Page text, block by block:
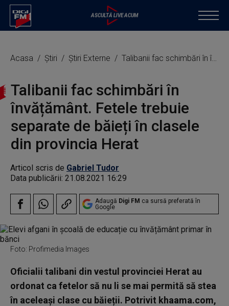
Acasa Știri Știri Externe Talibanii fac schimbări în învățământ. Fetele trebuie separate de băieți în clasele din provincia Herat
Talibanii fac schimbări în
învățământ. Fetele trebuie
separate de băieți în clasele
din provincia Herat
Articol scris de Gabriel Tudor
Data publicării: 21.08.2021 16:29
Adaugă Digi FM ca sursă preferată în
Google
Foto: Profimedia Images
Oficialii talibani din vestul provinciei Herat au
ordonat ca fetelor să nu li se mai permită să stea
în aceleași clase cu băieții. Potrivit khaama.com,